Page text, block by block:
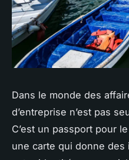
Dans le monde des
d’entreprise n’est pas
C’est un passport pour
une carte qui donne